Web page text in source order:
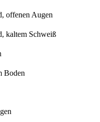
offenen Augen
kaltem Schweiß
Boden